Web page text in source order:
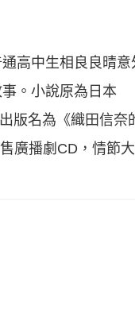
高中生相良良晴意
。小說原為日本
版名為《織田信奈
廣播劇CD，情節